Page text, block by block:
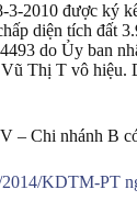
3-2010 được ký
diện tích đất
do Ủy ban
Thị T vô hiệu.
– Chi nhánh B
KDTM-PT